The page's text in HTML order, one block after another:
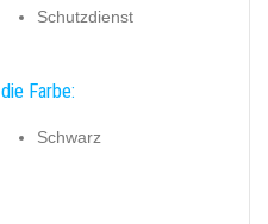
Schutzdienst
die Farbe:
Schwarz